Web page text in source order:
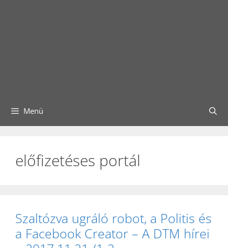
Menü
előfizetéses portál
Szaltózva ugráló robot, a Politis és
a Facebook Creator – A DTM hírei